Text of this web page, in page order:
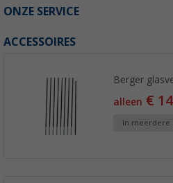
ONZE SERVICE
ACCESSOIRES
Berger
alleen €
In